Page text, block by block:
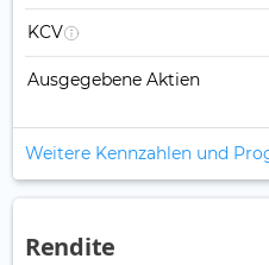
KCV
Ausgegebene Aktien
Weitere Kennzahlen und
Rendite